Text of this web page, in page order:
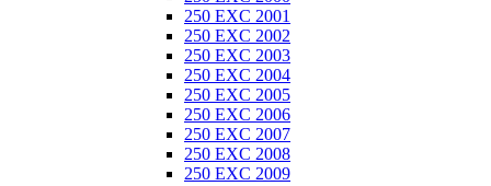
250 EXC 2001
250 EXC 2002
250 EXC 2003
250 EXC 2004
250 EXC 2005
250 EXC 2006
250 EXC 2007
250 EXC 2008
250 EXC 2009